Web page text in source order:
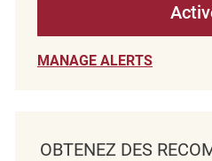
MANAGE ALERTS
OBTENEZ DES